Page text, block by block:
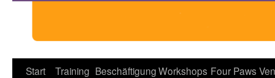
Start Training BeschäftigungWorkshops Four Paws